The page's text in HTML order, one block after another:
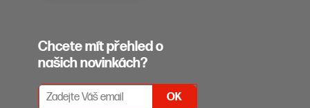
Chcete mít přehled o
našich novinkách?
PŘIHLÁŠENÍ K ODBĚRU NEWSLETTERŮ